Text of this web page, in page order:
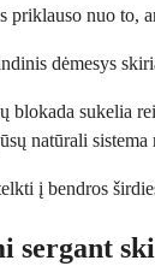
priklauso nuo to,
dėmesys
blokada sukelia
natūrali sistema
į bendros
sergant